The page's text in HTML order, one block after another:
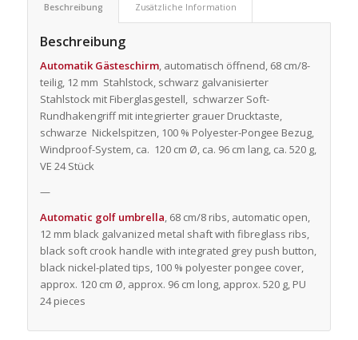
Beschreibung Zusätzliche Information
Beschreibung
Automatik Gästeschirm, automatisch öffnend, 68 cm/8-
teilig, 12 mm Stahlstock, schwarz galvanisierter
Stahlstock mit Fiberglasgestell, schwarzer Soft-
Rundhakengriff mit integrierter grauer Drucktaste,
schwarze Nickelspitzen, 100 % Polyester-Pongee Bezug,
Windproof-System, ca. 120 cm Ø, ca. 96 cm lang, ca. 520 g,
VE 24 Stück
—
Automatic golf umbrella, 68 cm/8 ribs, automatic open,
12 mm black galvanized metal shaft with fibreglass ribs,
black soft crook handle with integrated grey push button,
black nickel-plated tips, 100 % polyester pongee cover,
approx. 120 cm Ø, approx. 96 cm long, approx. 520 g, PU
24 pieces